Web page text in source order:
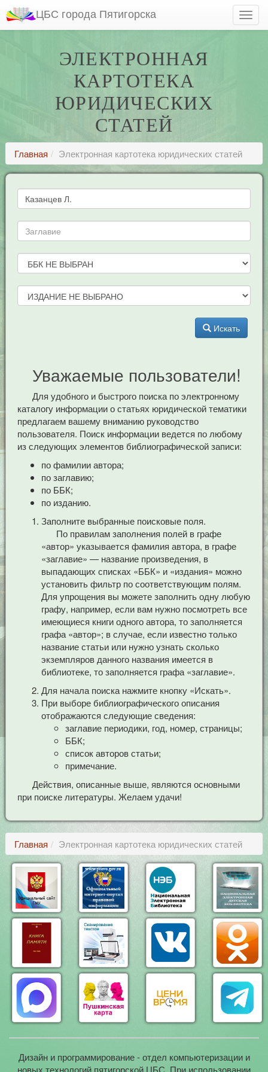
ЦБС города Пятигорска
ЭЛЕКТРОННАЯ
КАРТОТЕКА
ЮРИДИЧЕСКИХ
СТАТЕЙ
Главная Электронная картотека юридических статей
Искать
Уважаемые пользователи!
Для удобного и быстрого поиска по электронному
каталогу информации о статьях юридической тематики
предлагаем вашему вниманию руководство
пользователя. Поиск информации ведется по любому
из следующих элементов библиографической записи:
по фамилии автора;
по заглавию;
по ББК;
по изданию.
Заполните выбранные поисковые поля.
По правилам заполнения полей в графе
«автор» указывается фамилия автора, в графе
«заглавие» — название произведения, в
выпадающих списках «ББК» и «издания» можно
установить фильтр по соответствующим полям.
Для упрощения вы можете заполнить одну любую
графу, например, если вам нужно посмотреть все
имеющиеся книги одного автора, то заполняется
графа «автор»; в случае, если известно только
название статьи или нужно узнать сколько
экземпляров данного названия имеется в
библиотеке, то заполняется графа «заглавие».
Для начала поиска нажмите кнопку «Искать».
При выборе библиографического описания
отображаются следующие сведения:
заглавие периодики, год, номер, страницы;
ББК;
список авторов статьи;
примечание.
Действия, описанные выше, являются основными
при поиске литературы. Желаем удачи!
Главная Электронная картотека юридических статей
Дизайн и программирование - отдел компьютеризации и